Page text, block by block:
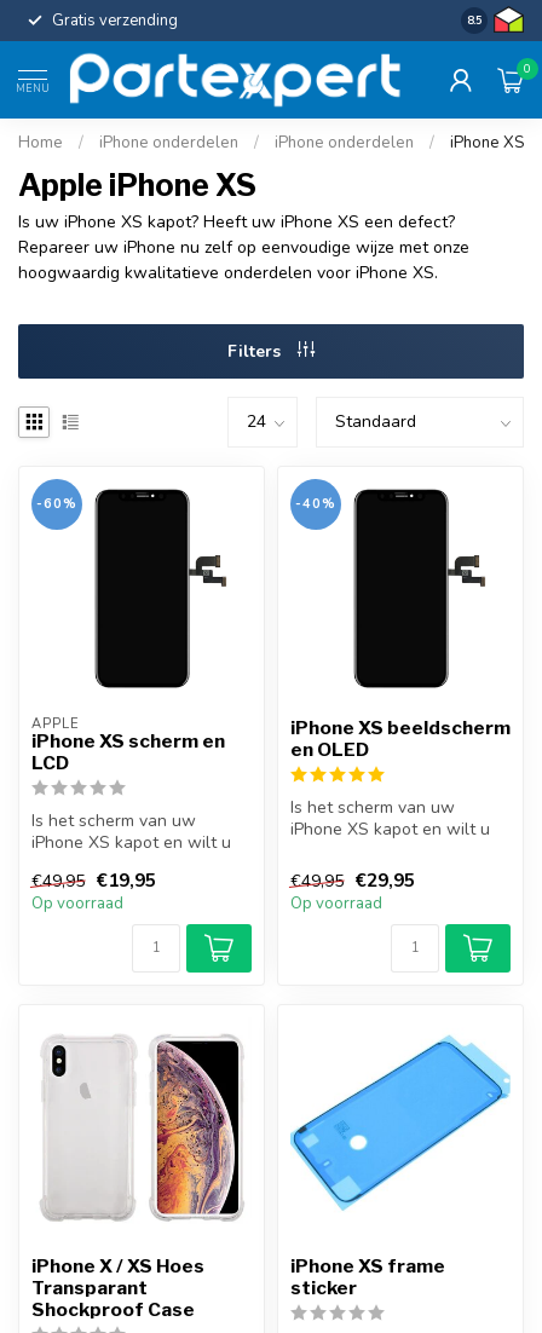
Gratis verzending Uniforme
8.5
MENU
0
Home / iPhone onderdelen / iPhone onderdelen / iPhone XS
Apple iPhone XS
Is uw iPhone XS kapot? Heeft uw iPhone XS een defect?
Repareer uw iPhone nu zelf op eenvoudige wijze met onze
hoogwaardig kwalitatieve onderdelen voor iPhone XS.
Filters
-60%
APPLE
iPhone XS scherm en
LCD
Is het scherm van uw
iPhone XS kapot en wilt u
scher...
€49,95 €19,95
Op voorraad
-40%
iPhone XS beeldscherm
en OLED
Is het scherm van uw
iPhone XS kapot en wilt u
OLED ...
€49,95 €29,95
Op voorraad
iPhone X / XS Hoes
Transparant
Shockproof Case
iPhone XS frame
sticker